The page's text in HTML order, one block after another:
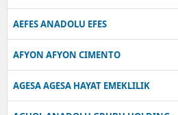
AEFES ANADOLU EFES
AFYON AFYON CIMENTO
AGESA AGESA HAYAT EMEKLILIK